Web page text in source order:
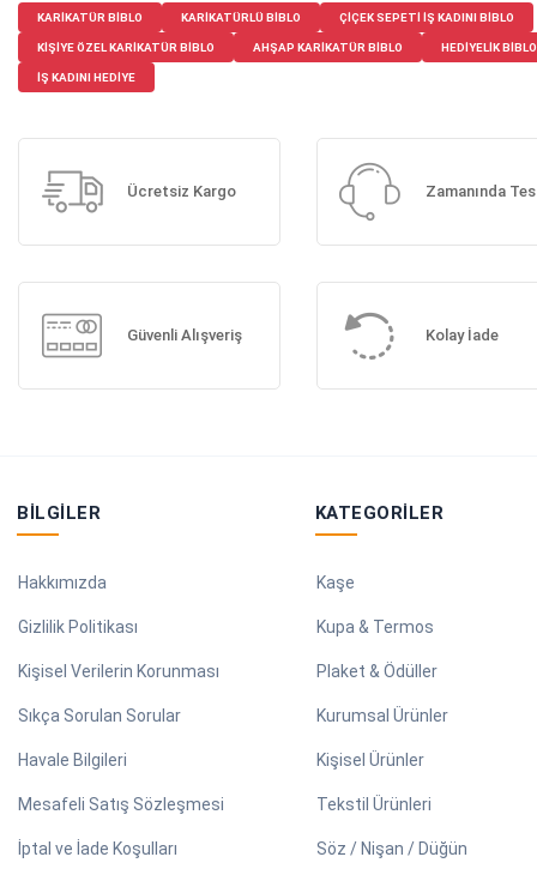
KARIKATÜR BIBLO KARIKATÜRLÜ BIBLO ÇIÇEK SEPETI IŞ KADINI BIBLO
KIŞIYE ÖZEL KARIKATÜR BIBLO AHŞAP KARIKATÜR BIBLO HEDIYELIK BIBLO
IŞ KADINI HEDIYE
Ücretsiz Kargo Zamanında
Güvenli Alışveriş Kolay İade
BILGILER
Hakkımızda
Gizlilik Politikası
Kişisel Verilerin Korunması
Sıkça Sorulan Sorular
Havale Bilgileri
Mesafeli Satış Sözleşmesi
İptal ve İade Koşulları
KATEGORILER
Kaşe
Kupa & Termos
Plaket & Ödüller
Kurumsal Ürünler
Kişisel Ürünler
Tekstil Ürünleri
Söz / Nişan / Düğün